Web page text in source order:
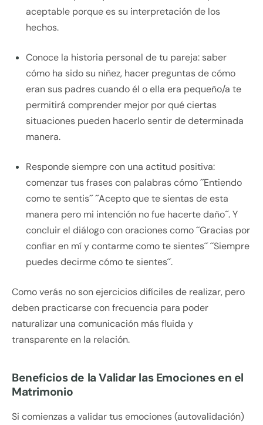
aceptable porque es su interpretación de los
hechos.
Conoce la historia personal de tu pareja: saber
cómo ha sido su niñez, hacer preguntas de cómo
eran sus padres cuando él o ella era pequeño/a te
permitirá comprender mejor por qué ciertas
situaciones pueden hacerlo sentir de determinada
manera.
Responde siempre con una actitud positiva:
comenzar tus frases con palabras cómo ´´Entiendo
como te sentis´´ ´´Acepto que te sientas de esta
manera pero mi intención no fue hacerte daño´´. Y
concluir el diálogo con oraciones como ´´Gracias por
confiar en mí y contarme como te sientes´´ ´´Siempre
puedes decirme cómo te sientes´´.
Como verás no son ejercicios difíciles de realizar, pero
deben practicarse con frecuencia para poder
naturalizar una comunicación más fluida y
transparente en la relación.
Beneficios de la Validar las Emociones en el
Matrimonio
Si comienzas a validar tus emociones (autovalidación)